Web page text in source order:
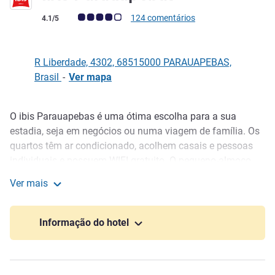
Nota clientes Avis (Classificação ALL)
4.1/5 124 comentários
R Liberdade, 4302, 68515000 PARAUAPEBAS,
Brasil - Ver mapa
Descrição
O ibis Parauapebas é uma ótima escolha para a sua
estadia, seja em negócios ou numa viagem de família. Os
quartos têm ar condicionado, acolhem casais e pessoas
opcionalmente e com um menu variado. O bar está aberto
todos os dias, 24 horas por dia, num espaço amigável.
Além disso, o ibis Parauapebas tem um centro de negócios
Ver mais
Informação do hotel